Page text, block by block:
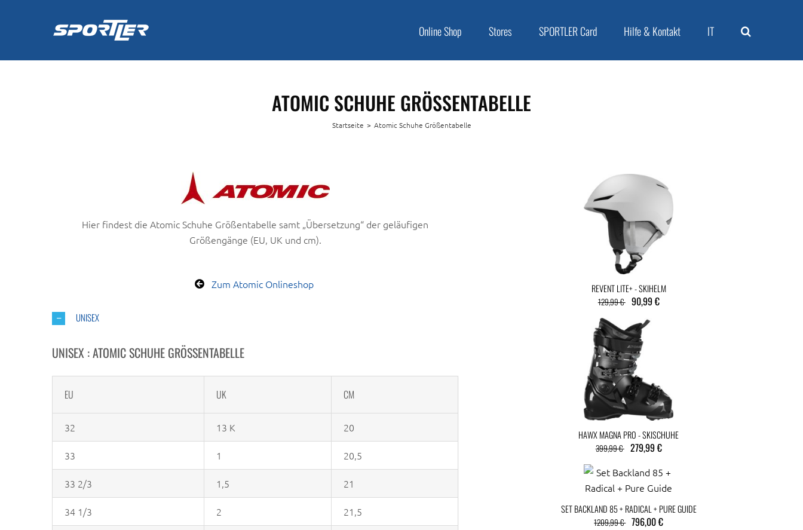
Online Shop Stores SPORTLER Card Hilfe & Kontakt IT
ATOMIC SCHUHE GRÖSSENTABELLE
Startseite > Atomic Schuhe Größentabelle
Hier findest die Atomic Schuhe Größentabelle samt „Übersetzung“ der geläufigen
Größengänge (EU, UK und cm).
Zum Atomic Onlineshop
UNISEX
UNISEX : ATOMIC SCHUHE GRÖSSENTABELLE
EU UK CM
32 13 K 20
33 1 20,5
33 2/3 1,5 21
34 1/3 2 21,5
REVENT LITE+ - SKIHELM
129,99 € 90,99 €
HAWX MAGNA PRO - SKISCHUHE
399,99 € 279,99 €
SET BACKLAND 85 + RADICAL + PURE GUIDE
1209,99 € 796,00 €